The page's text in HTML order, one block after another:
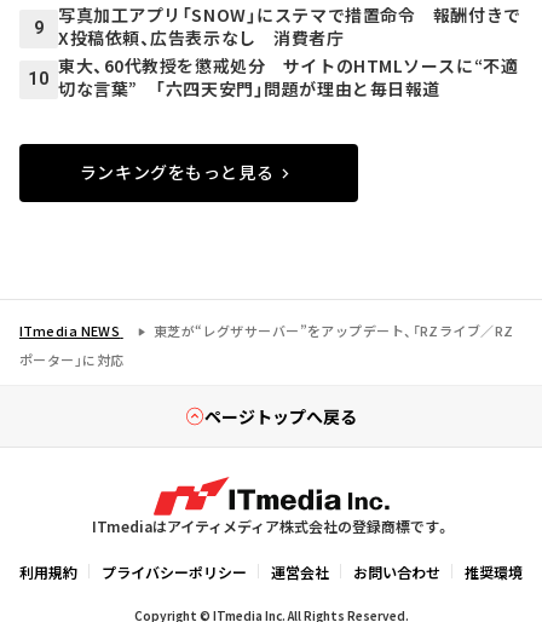
9
写真加工アプリ「SNOW」にステマで措置命令 報酬付きで
X投稿依頼、広告表示なし 消費者庁
10
東大、60代教授を懲戒処分 サイトのHTMLソースに“不適
切な言葉” 「六四天安門」問題が理由と毎日報道
ランキングをもっと見る
ITmedia NEWS
東芝が“レグザサーバー”をアップデート、「RZライブ／RZ
ポーター」に対応
ページトップへ戻る
ITmediaはアイティメディア株式会社の登録商標です。
利用規約 プライバシーポリシー 運営会社 お問い合わせ 推奨環境
Copyright © ITmedia Inc. All Rights Reserved.